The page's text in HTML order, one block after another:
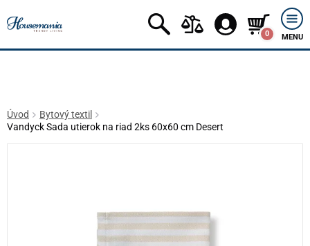
0 MENU
Úvod
Bytový textil
Vandyck Sada utierok na riad 2ks 60x60 cm Desert